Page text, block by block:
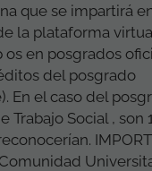
que se impartirá
la plataforma
en posgrados
del posgrado
En el caso del
Trabajo Social , son